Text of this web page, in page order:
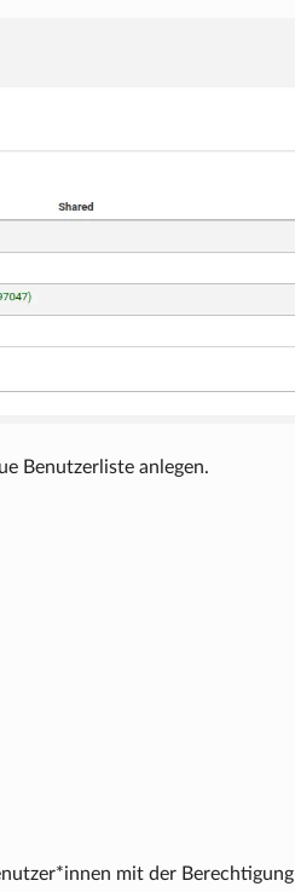
Benutzerliste anlegen.
mit der Berechtigung